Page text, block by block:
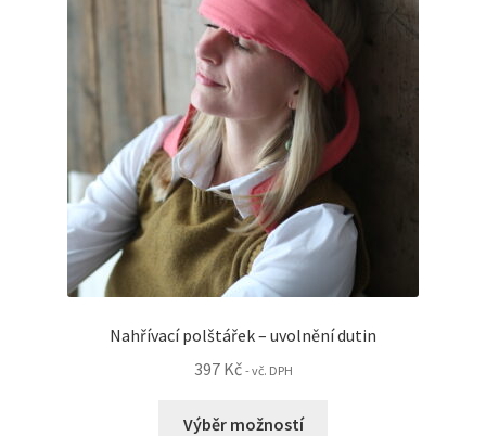
vybrat
na
stránce
produktu
Nahřívací polštářek – uvolnění dutin
397 Kč - vč. DPH
Výběr možností